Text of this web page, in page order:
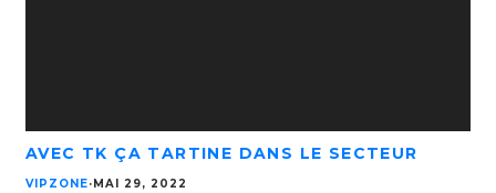
AVEC TK ÇA TARTINE DANS LE SECTEUR
VIPZONE· MAI 29, 2022